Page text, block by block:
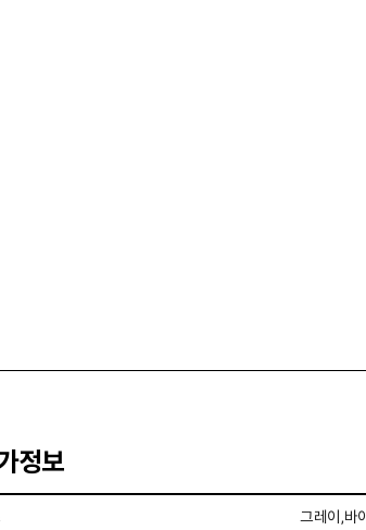
정보
그레이,바